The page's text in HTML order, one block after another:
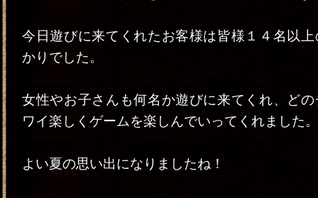
今日遊びに来てくれたお客様は皆様１４名以
かりでした。
女性やお子さんも何名か遊びに来てくれ、ど
ワイ楽しくゲームを楽しんでいってくれました。
よい夏の思い出になりましたね！